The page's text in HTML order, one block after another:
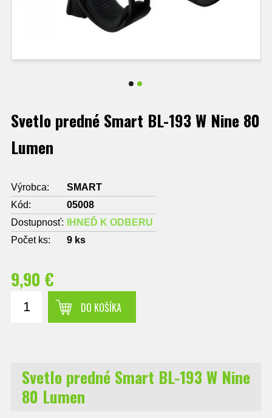
Svetlo predné Smart BL-193 W Nine 80
Lumen
Výrobca:
SMART
Kód:
05008
Dostupnosť:
IHNEĎ K ODBERU
Počet ks:
9 ks
9,90 €
DO KOŠÍKA
Svetlo predné Smart BL-193 W Nine
80 Lumen